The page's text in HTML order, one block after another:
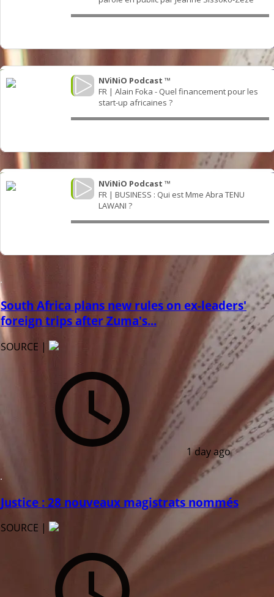
South Africa plans new rules on ex-leaders'
foreign trips after Zuma's...
SOURCE |
1 day ago
Justice : 28 nouveaux magistrats nommés
SOURCE |